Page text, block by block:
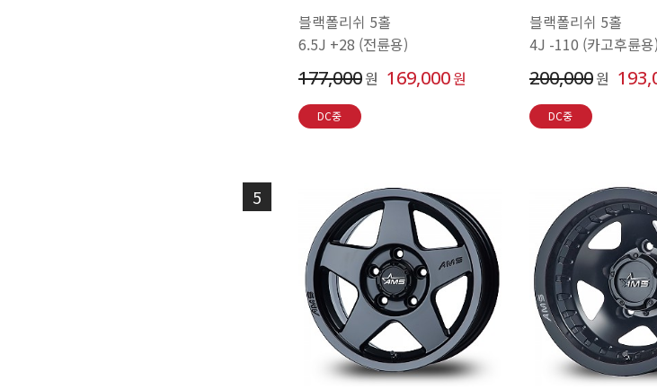
블랙폴리쉬 5홀
6.5J +28 (전륜용)
177,000원 169,000원
DC중
블랙폴리쉬 5홀
4J -110 (카고후륜용)
200,000원
DC중
5